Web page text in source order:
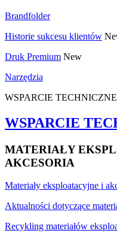
Brandfolder
Historie sukcesu klientów
Druk Premium New
Narzędzia
WSPARCIE TECHNICZNE
WSPARCIE
MATERIAŁY
AKCESORIA
Materiały eksploatacyjne i
Aktualności dotyczące
Recykling materiałów